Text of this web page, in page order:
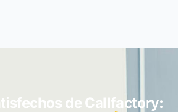
de Callfactory: